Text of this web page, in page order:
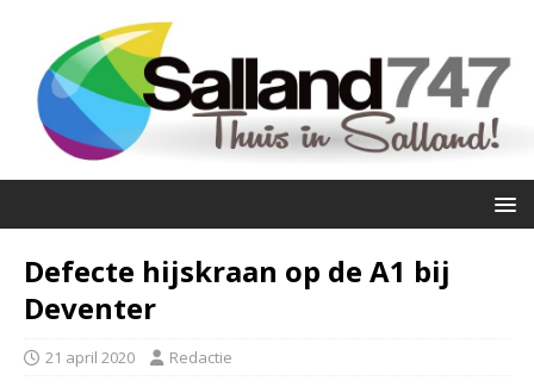
Defecte hijskraan op de A1 bij
Deventer
21 april 2020 Redactie